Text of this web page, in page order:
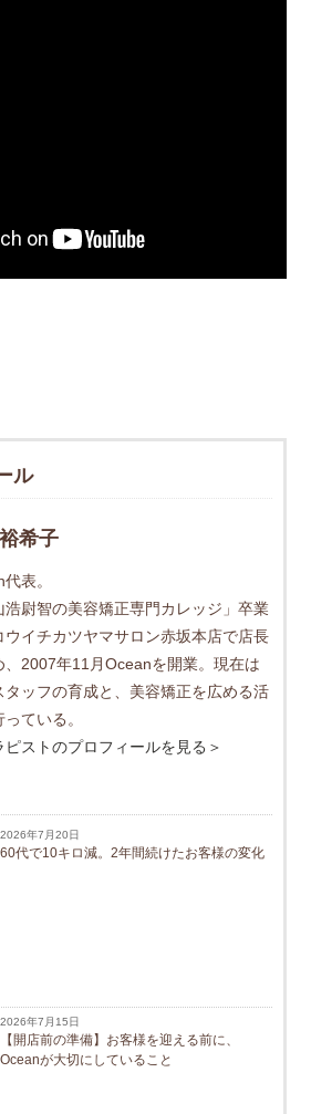
ル
希子
表。
浩尉智の美容矯正専門カレッジ」卒業
ウイチカツヤマサロン赤坂本店で店長
、2007年11月Oceanを開業。現在は
タッフの育成と、美容矯正を広める活
ている。
ピストのプロフィールを見る＞
2026年7月20日
60代で10キロ減。2年間続けたお客様の変化
2026年7月15日
【開店前の準備】お客様を迎える前に、
Oceanが大切にしていること